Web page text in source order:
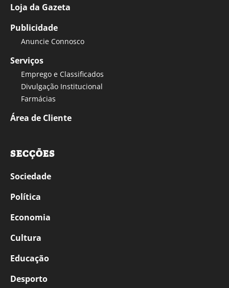
Loja da Gazeta
Publicidade
Anuncie Connosco
Serviços
Emprego e Classificados
Divulgação Institucional
Farmácias
Área de Cliente
SECÇÕES
Sociedade
Política
Economia
Cultura
Educação
Desporto